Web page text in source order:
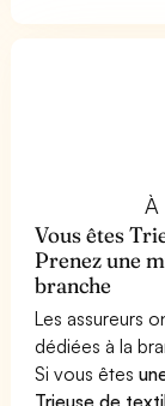
À
Vous êtes
Prenez une
branche
Les assureurs
dédiées à la
Si vous êtes
Trieuse de